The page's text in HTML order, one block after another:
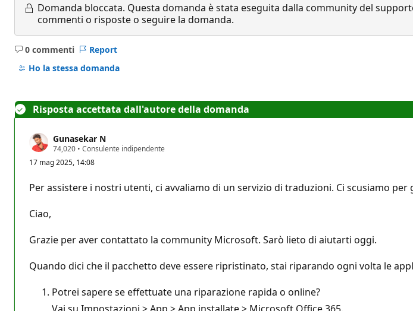
Domanda bloccata. Questa domanda è stata eseguita dalla community del
commenti o risposte o seguire la domanda.
0 commenti
Nessun
commento
Report
Ho la stessa domanda
Risposta accettata dall'autore della domanda
Gunasekar N
74,020 P
n
d
u
z
i
n
• Consulente indipendente
17 mag 2025, 14:08
Per assistere i nostri utenti, ci avvaliamo di un servizio di traduzioni. Ci scusiamo
Ciao,
Grazie per aver contattato la community Microsoft. Sarò lieto di aiutarti oggi.
Quando dici che il pacchetto deve essere ripristinato, stai riparando ogni volta le
Potrei sapere se effettuate una riparazione rapida o online?
Vai su Impostazioni > App > App installate > Microsoft Office 365.